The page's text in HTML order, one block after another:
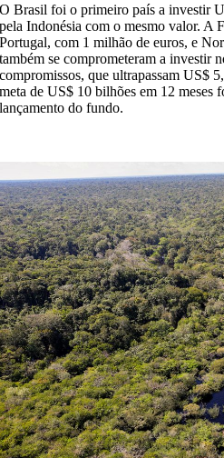
O Brasil foi o primeiro país a investir
pela Indonésia com o mesmo valor. A
Portugal, com 1 milhão de euros, e
também se comprometeram a investir
compromissos, que ultrapassam US$
meta de US$ 10 bilhões em 12 meses
lançamento do fundo.